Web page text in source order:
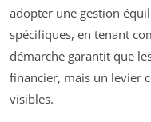
adopter une gestion
spécifiques, en tenant
démarche garantit que
financier, mais un levier
visibles.